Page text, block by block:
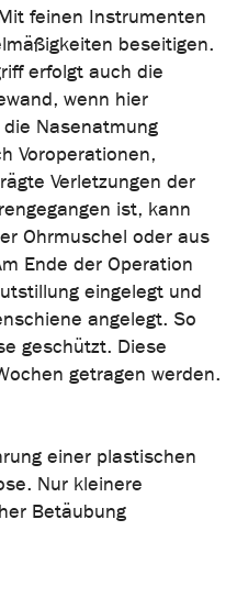
feinen Instrumenten
beseitigen.
erfolgt auch die
wenn hier
Nasenatmung
Voroperationen,
Verletzungen der
ist, kann
Ohrmuschel oder aus
Ende der Operation
eingelegt und
angelegt. So
geschützt. Diese
getragen werden.
einer plastischen
Nur kleinere
Betäubung